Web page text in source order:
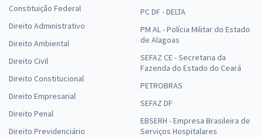
Constituição Federal
Direito Administrativo
Direito Ambiental
Direito Civil
Direito Constitucional
Direito Empresarial
Direito Penal
Direito Previdenciário
PC DF - DELTA
PM AL - Polícia Militar do Estado
de Alagoas
SEFAZ CE - Secretaria da
Fazenda do Estado do Ceará
PETROBRAS
SEFAZ DF
EBSERH - Empresa Brasileira de
Serviços Hospitalares